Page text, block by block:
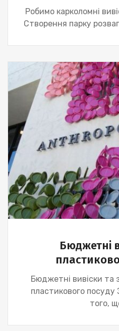
Робимо карколомні
Створення парку
Бюджетні
Бюджетні вивіски та
пластикового посуду
того,